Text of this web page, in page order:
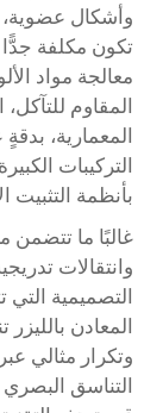
وأشكال
تكون مكلفة
معالجة مواد
المقاوم
المعمارية،
التركيبات
بأنظمة التثبيت
غالبًا ما تتضمن
وانتقالات
التصميمية
المعادن
وتكرار مثالي
التناسق البصري